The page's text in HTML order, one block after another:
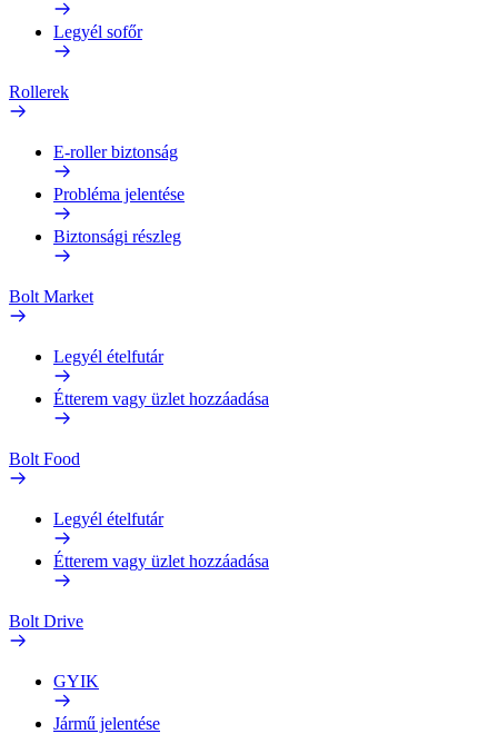
Legyél sofőr
Rollerek
E-roller biztonság
Probléma jelentése
Biztonsági részleg
Bolt Market
Legyél ételfutár
Étterem vagy üzlet hozzáadása
Bolt Food
Legyél ételfutár
Étterem vagy üzlet hozzáadása
Bolt Drive
GYIK
Jármű jelentése